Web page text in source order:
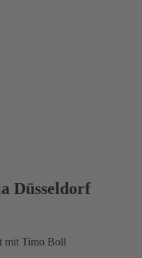
Düsseldorf
mit Timo Boll